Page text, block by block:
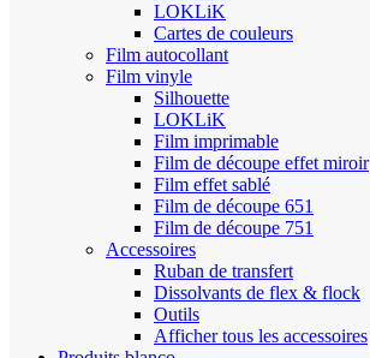
LOKLiK
Cartes de couleurs
Film autocollant
Film vinyle
Silhouette
LOKLiK
Film imprimable
Film de découpe effet miroir
Film effet sablé
Film de découpe 651
Film de découpe 751
Accessoires
Ruban de transfert
Dissolvants de flex & flock
Outils
Afficher tous les accessoires